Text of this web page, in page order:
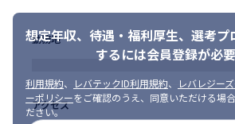
Google Apps Script, PowerShell, etc.
・目的達成のために、領域や役割を制限せ
に行ける方
想定年収、待遇・福利厚生、 選考プ
するには会員登録が必
利用規約、 レバテックID利用規約、
レバレジー
ーポリシーをご確認のうえ、同意いただける場
ださい。
勤務地
アクセス